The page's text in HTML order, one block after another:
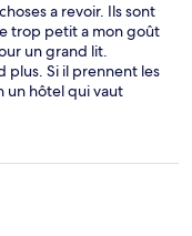
a revoir. Ils sont
trop petit a mon goût
un grand lit.
plus. Si il prennent les
un hôtel qui vaut